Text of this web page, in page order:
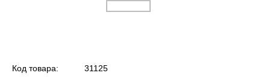
Код товара: 31125